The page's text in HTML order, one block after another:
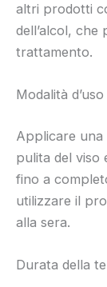
altri prodotti
dell’alcol, che
trattamento.
Modalità
Applicare una
pulita del viso
fino a
utilizzare il
alla sera.
Durata della